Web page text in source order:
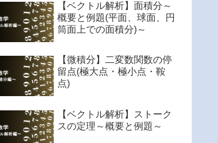
【ベクトル解析】面積分～
概要と例題(平面、球面、円
筒面上での面積分)～
【微積分】二変数関数の停
留点(極大点・極小点・鞍
点)
【ベクトル解析】ストーク
スの定理～概要と例題～